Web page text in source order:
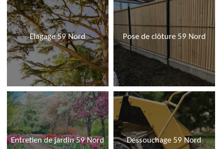
Elagage 59 Nord Pose de clôture 59 Nord
Entretien de jardin 59 Nord Dessouchage 59 Nord